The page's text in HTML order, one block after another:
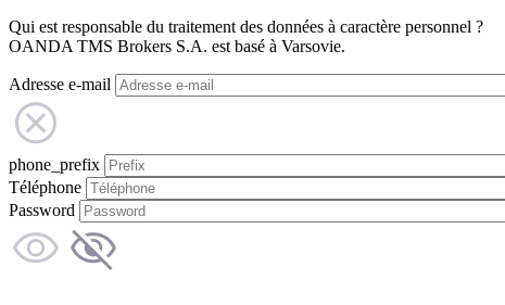
Qui est responsable du traitement des données à caractère personnel ?
OANDA TMS Brokers S.A. est basé à Varsovie.
Adresse e-mail
phone_prefix
Téléphone
Password